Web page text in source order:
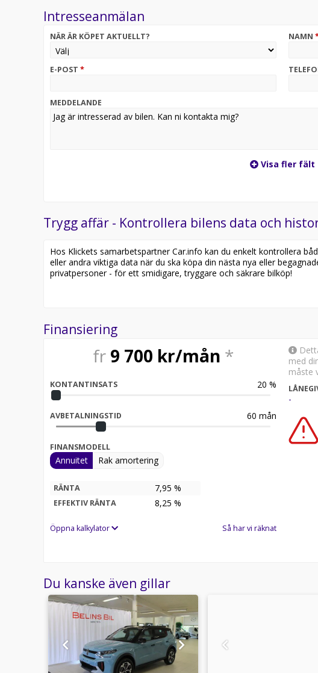
Intresseanmälan
NÄR ÄR KÖPET AKTUELLT? NAMN
E-POST *
MEDDELANDE
Visa fler fält
Trygg affär - Kontrollera bilens data och
Hos Klickets samarbetspartner Car.info kan du enkelt kontrollera
eller andra viktiga data när du ska köpa din nästa nya eller
privatpersoner - för ett smidigare, tryggare och säkrare bilköp!
Finansiering
fr 9 700 kr/mån *
KONTANTINSATS 20 %
AVBETALNINGSTID 60 mån
FINANSMODELL
Annuitet Rak amortering
RÄNTA 7,95 %
EFFEKTIV RÄNTA 8,25 %
Öppna kalkylator Så har vi räknat
med
måste
-
Du kanske även gillar